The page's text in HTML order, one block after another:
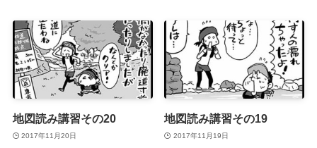
地図読み講習その20
2017年11月20日
地図読み講習その19
2017年11月19日